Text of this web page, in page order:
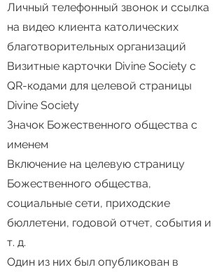
Личный телефонный звонок и ссылка
на видео клиента католических
благотворительных организаций
Визитные карточки Divine Society с
QR-кодами для целевой страницы
Divine Society
Значок Божественного общества с
именем
Включение на целевую страницу
Божественного общества,
социальные сети, приходские
бюллетени, годовой отчет, события и
т. д.
Один из них был опубликован в